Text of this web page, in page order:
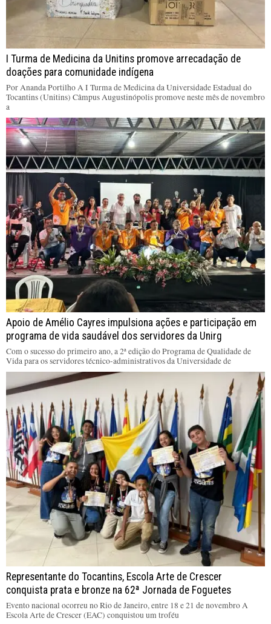
I Turma de Medicina da Unitins promove arrecadação de
doações para comunidade indígena
Por Ananda Portilho A I Turma de Medicina da Universidade Estadual do
Tocantins (Unitins) Câmpus Augustinópolis promove neste mês de novembro
a
Apoio de Amélio Cayres impulsiona ações e participação em
programa de vida saudável dos servidores da Unirg
Com o sucesso do primeiro ano, a 2ª edição do Programa de Qualidade de
Vida para os servidores técnico-administrativos da Universidade de
Representante do Tocantins, Escola Arte de Crescer
conquista prata e bronze na 62ª Jornada de Foguetes
Evento nacional ocorreu no Rio de Janeiro, entre 18 e 21 de novembro A
Escola Arte de Crescer (EAC) conquistou um troféu